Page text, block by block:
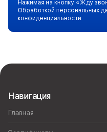
Нажимая на кнопку «Жду
Обработкой персональных
конфиденциальности
Навигация
Главная